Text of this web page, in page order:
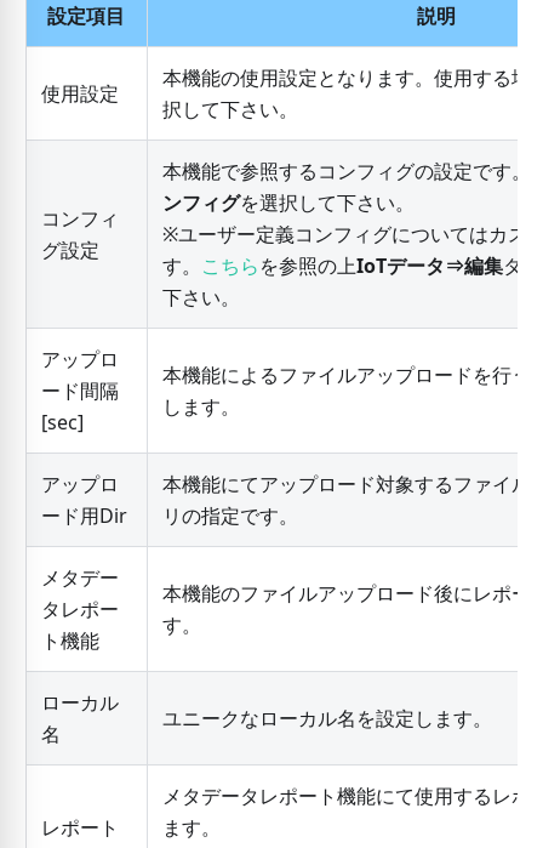
設定項目 説明
使用設定
本機能の使用設定となります。使用する場
択して下さい。
コンフィ
グ設定
本機能で参照するコンフィグの設定です。
ンフィグを選択して下さい。
※ユーザー定義コンフィグについてはカス
す。 こちらを参照の上IoTデータ⇒編集タ
下さい。
アップロ
ード間隔
[sec]
本機能によるファイルアップロードを行う
します。
アップロ
ード用Dir
本機能にてアップロード対象するファイル
リの指定です。
メタデー
タレポー
ト機能
本機能のファイルアップロード後にレポー
す。
ローカル
名
ユニークなローカル名を設定します。
レポート
メタデータレポート機能にて使用するレポ
ます。